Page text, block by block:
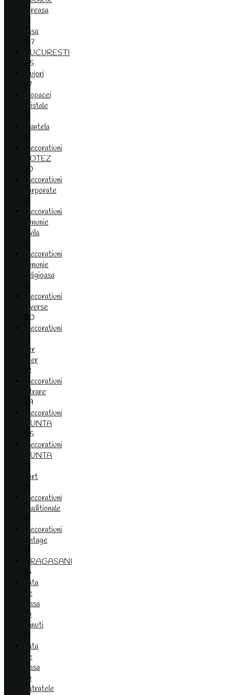
mireasa
nasa
147
BUCURESTI
55
Bujori
47
Copacei
cristale
Dantela
14
Decoratiuni
BOTEZ
70
Decoratiuni
corporate
Decoratiuni
cununie
civila
Decoratiuni
cununie
religioasa
Decoratiuni
diverse
50
Decoratiuni
aer
liber
12
Decoratiuni
intrare
29
Decoratiuni
NUNTA
115
Decoratiuni
NUNTA
cort
Decoratiuni
traditionale
Decoratiuni
vintage
DRAGASANI
16
Fata
de
masa
cu
banuti
Fata
de
masa
cu
patratele